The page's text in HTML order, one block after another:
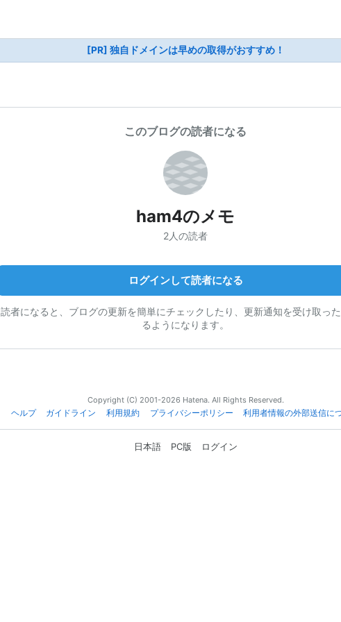
[PR] 独自ドメインは早めの取得がおすすめ！
このブログの読者になる
ham4のメモ
2人の読者
ログインして読者になる
読者になると、ブログの更新を簡単にチェックしたり、更新通知を受け取っ
るようになります。
Copyright (C) 2001-2026 Hatena. All Rights Reserved.
ヘルプ
ガイドライン 利用規約 プライバシーポリシー 利用者情報の外部送信に
日本語 PC版 ログイン